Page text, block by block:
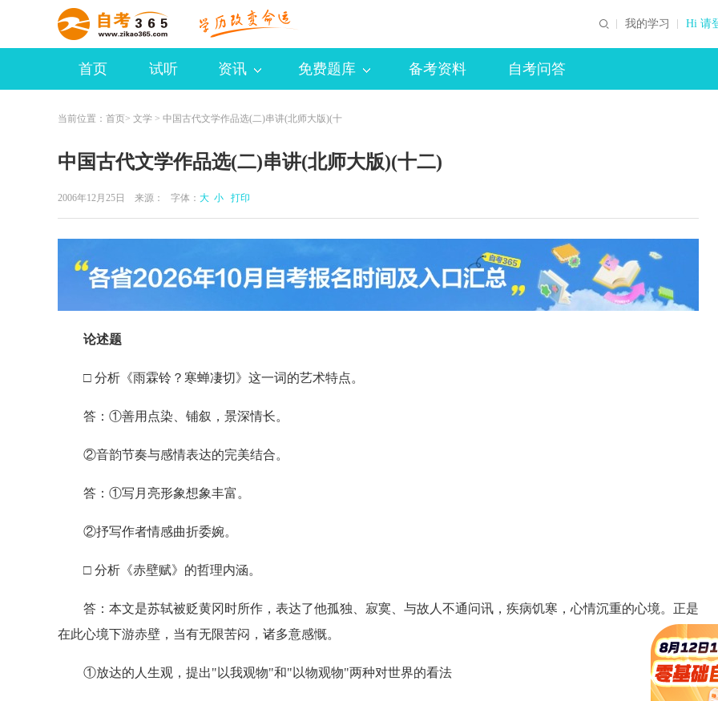
我的学习 Hi 请
首页 试听 资讯 免费题库 备考资料 自考问答
当前位置： 首页> 文学 > 中国古代文学作品选(二)串讲(北师大版)(十
中国古代文学作品选(二)串讲(北师大版)(十二)
2006年12月25日 来源： 字体： 大 小 打印
论述题
□ 分析《雨霖铃？寒蝉凄切》这一词的艺术特点。
答：①善用点染、铺叙，景深情长。
②音韵节奏与感情表达的完美结合。
答：①写月亮形象想象丰富。
②抒写作者情感曲折委婉。
□ 分析《赤壁赋》的哲理内涵。
答：本文是苏轼被贬黄冈时所作，表达了他孤独、寂寞、与故人不通问讯，疾病饥寒，心情沉重的心境。正是
在此心境下游赤壁，当有无限苦闷，诸多意感慨。
①放达的人生观，提出"以我观物"和"以物观物"两种对世界的看法